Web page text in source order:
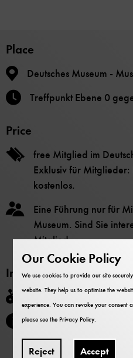
Place
Deutsches Museum -
Treffpunkt Ebene 0
Price
free Mitglied im
Exklusiv für Mitglieder:
kostenlos.
Eine Führung nur für
Museum. Sind Sie
Mitglied.
Information
Barrier-free
Anmeldung per E-Mail
erforderlich:
Our Cookie Policy
We use cookies to provide our site
website. They help us to optimise the
experience. You can revoke your consent
please see thePrivacy Policy
Reject Accept